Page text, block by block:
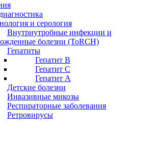
и серология
Внутриутробные инфекции и
болезни (ToRCH)
Гепатиты
Гепатит B
Гепатит C
Гепатит А
Детские болезни
Инвазивные микозы
Респираторные заболевания
Ретровирусы